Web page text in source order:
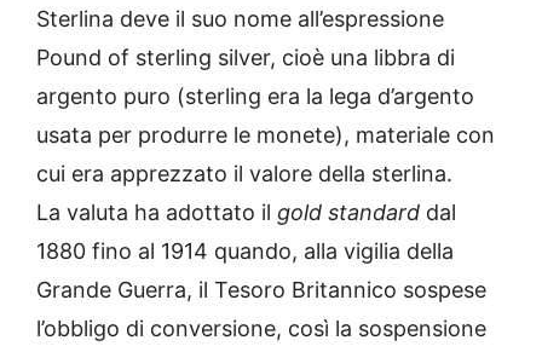
Sterlina deve il suo nome all’espressione
Pound of sterling silver, cioè una libbra di
argento puro (sterling era la lega d’argento
usata per produrre le monete), materiale con
cui era apprezzato il valore della sterlina.
La valuta ha adottato il gold standard dal
1880 fino al 1914 quando, alla vigilia della
Grande Guerra, il Tesoro Britannico sospese
l’obbligo di conversione, così la sospensione